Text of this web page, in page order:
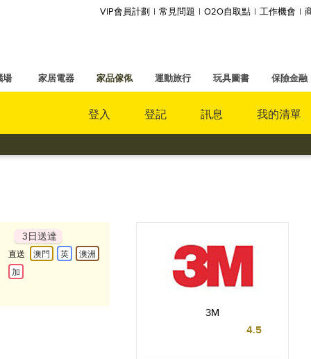
VIP會員計劃 常見問題 O2O自取點 工作機會
場 家居電器 家品傢俬 運動旅行 玩具圖書 保險金融
登入 登記 訊息 我的清單
3日送達
直送 澳門 英
澳洲
加
3M
4.5